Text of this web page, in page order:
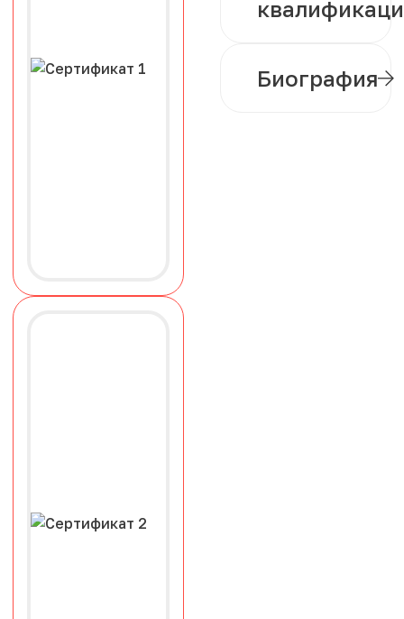
Биография